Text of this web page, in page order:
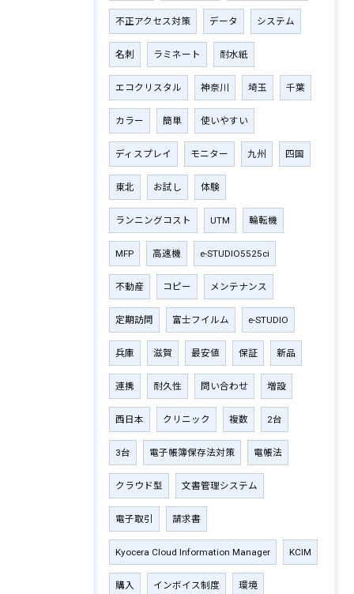
不正アクセス対策 データ システム
名刺 ラミネート 耐水紙
エコクリスタル 神奈川 埼玉 千葉
カラー 簡単 使いやすい
ディスプレイ モニター 九州 四国
東北 お試し 体験
ランニングコスト UTM 輪転機
MFP 高速機 e-STUDIO5525ci
不動産 コピー メンテナンス
定期訪問 富士フイルム e-STUDIO
兵庫 滋賀 最安値 保証 新品
連携 耐久性 問い合わせ 増設
西日本 クリニック 複数 2台
3台 電子帳簿保存法対策 電帳法
クラウド型 文書管理システム
電子取引 請求書
Kyocera Cloud Information Manager KCIM
購入 インボイス制度 環境